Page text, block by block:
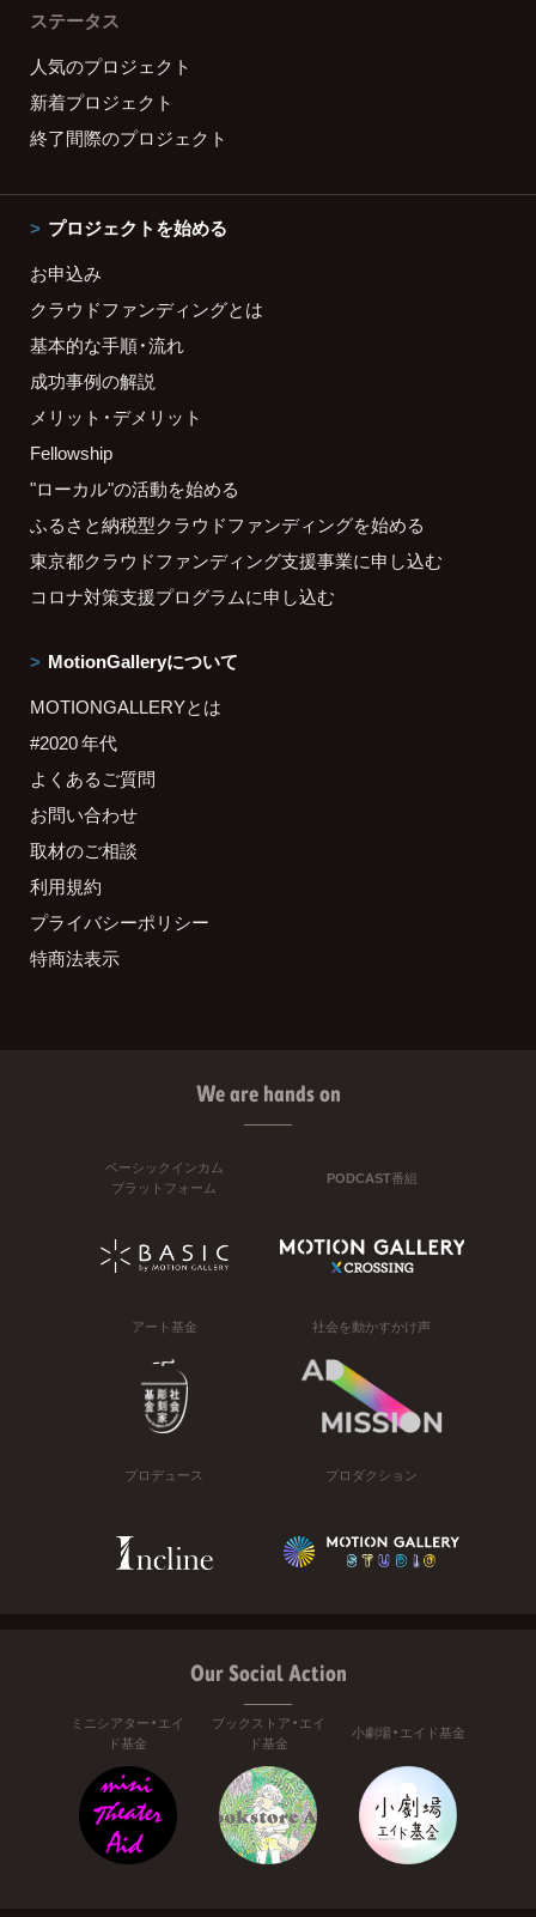
ステータス
人気のプロジェクト
新着プロジェクト
終了間際のプロジェクト
プロジェクトを始める
お申込み
クラウドファンディングとは
基本的な手順・流れ
成功事例の解説
メリット・デメリット
Fellowship
"ローカル"の活動を始める
ふるさと納税型クラウドファンディングを始める
東京都クラウドファンディング支援事業に申し込む
コロナ対策支援プログラムに申し込む
MotionGalleryについて
MOTIONGALLERYとは
#2020 年代
よくあるご質問
お問い合わせ
取材のご相談
利用規約
プライバシーポリシー
特商法表示
We are hands on
ベーシックインカム
プラットフォーム
PODCAST番組
アート基金 社会を動かすかけ声
プロデュース プロダクション
Our Social Action
ミニシアター・エイ
ド基金
ブックストア・エイ
ド基金
小劇場・エイド基金